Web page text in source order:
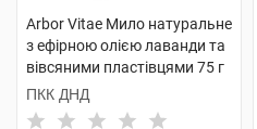
Arbor Vitae Мило натуральне
з ефірною олією лаванди та
вівсяними пластівцями 75 г
1 шт
ПКК ДНД